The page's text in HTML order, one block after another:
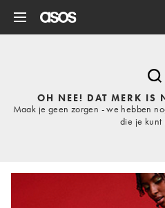
OH NEE! DAT MERK IS
Maak je geen zorgen - we hebben
die je kunt